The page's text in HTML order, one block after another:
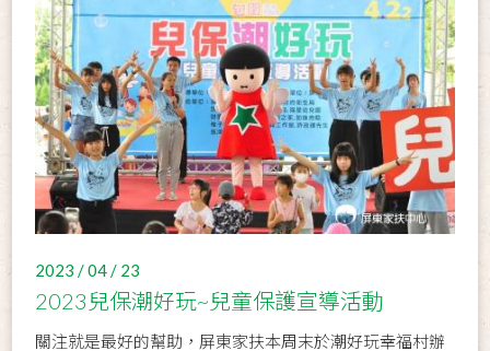
2023 / 04 / 23
2023兒保潮好玩~兒童保護宣導活動
關注就是最好的幫助，屏東家扶本周末於潮好玩幸福村辦